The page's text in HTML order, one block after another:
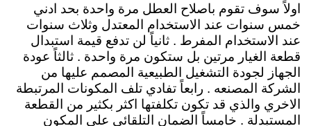
اولاً سوف تقوم باصلاح العطل مرة واحدة بحد ادني
خمس سنوات عند الاستخدام المعتدل وثلاث سنوات
عند الاستخدام المفرط . ثانياً لن تدفع قيمة استبدال
قطعة الغيار مرتين بل ستكون مرة واحدة . ثالثاً عودة
الجهاز لجودة التشغيل الطبيعية المصمم عليها من
الشركة المصنعه . رابعاً تفادي تلف المكونات المرتبطة
الاخري والذي قد تكون تكلفتها اكثر بكثير من القطعة
المستبدلة . خامساً الضمان التلقائي على المكون